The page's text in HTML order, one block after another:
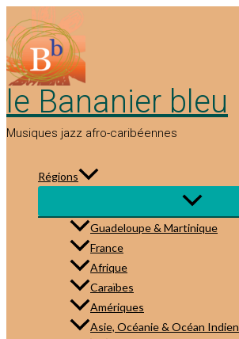
au
contenu
le Bananier bleu
Musiques jazz afro-caribéennes
Régions
Guadeloupe & Martinique
France
Afrique
Caraïbes
Amériques
Asie, Océanie & Océan Indien